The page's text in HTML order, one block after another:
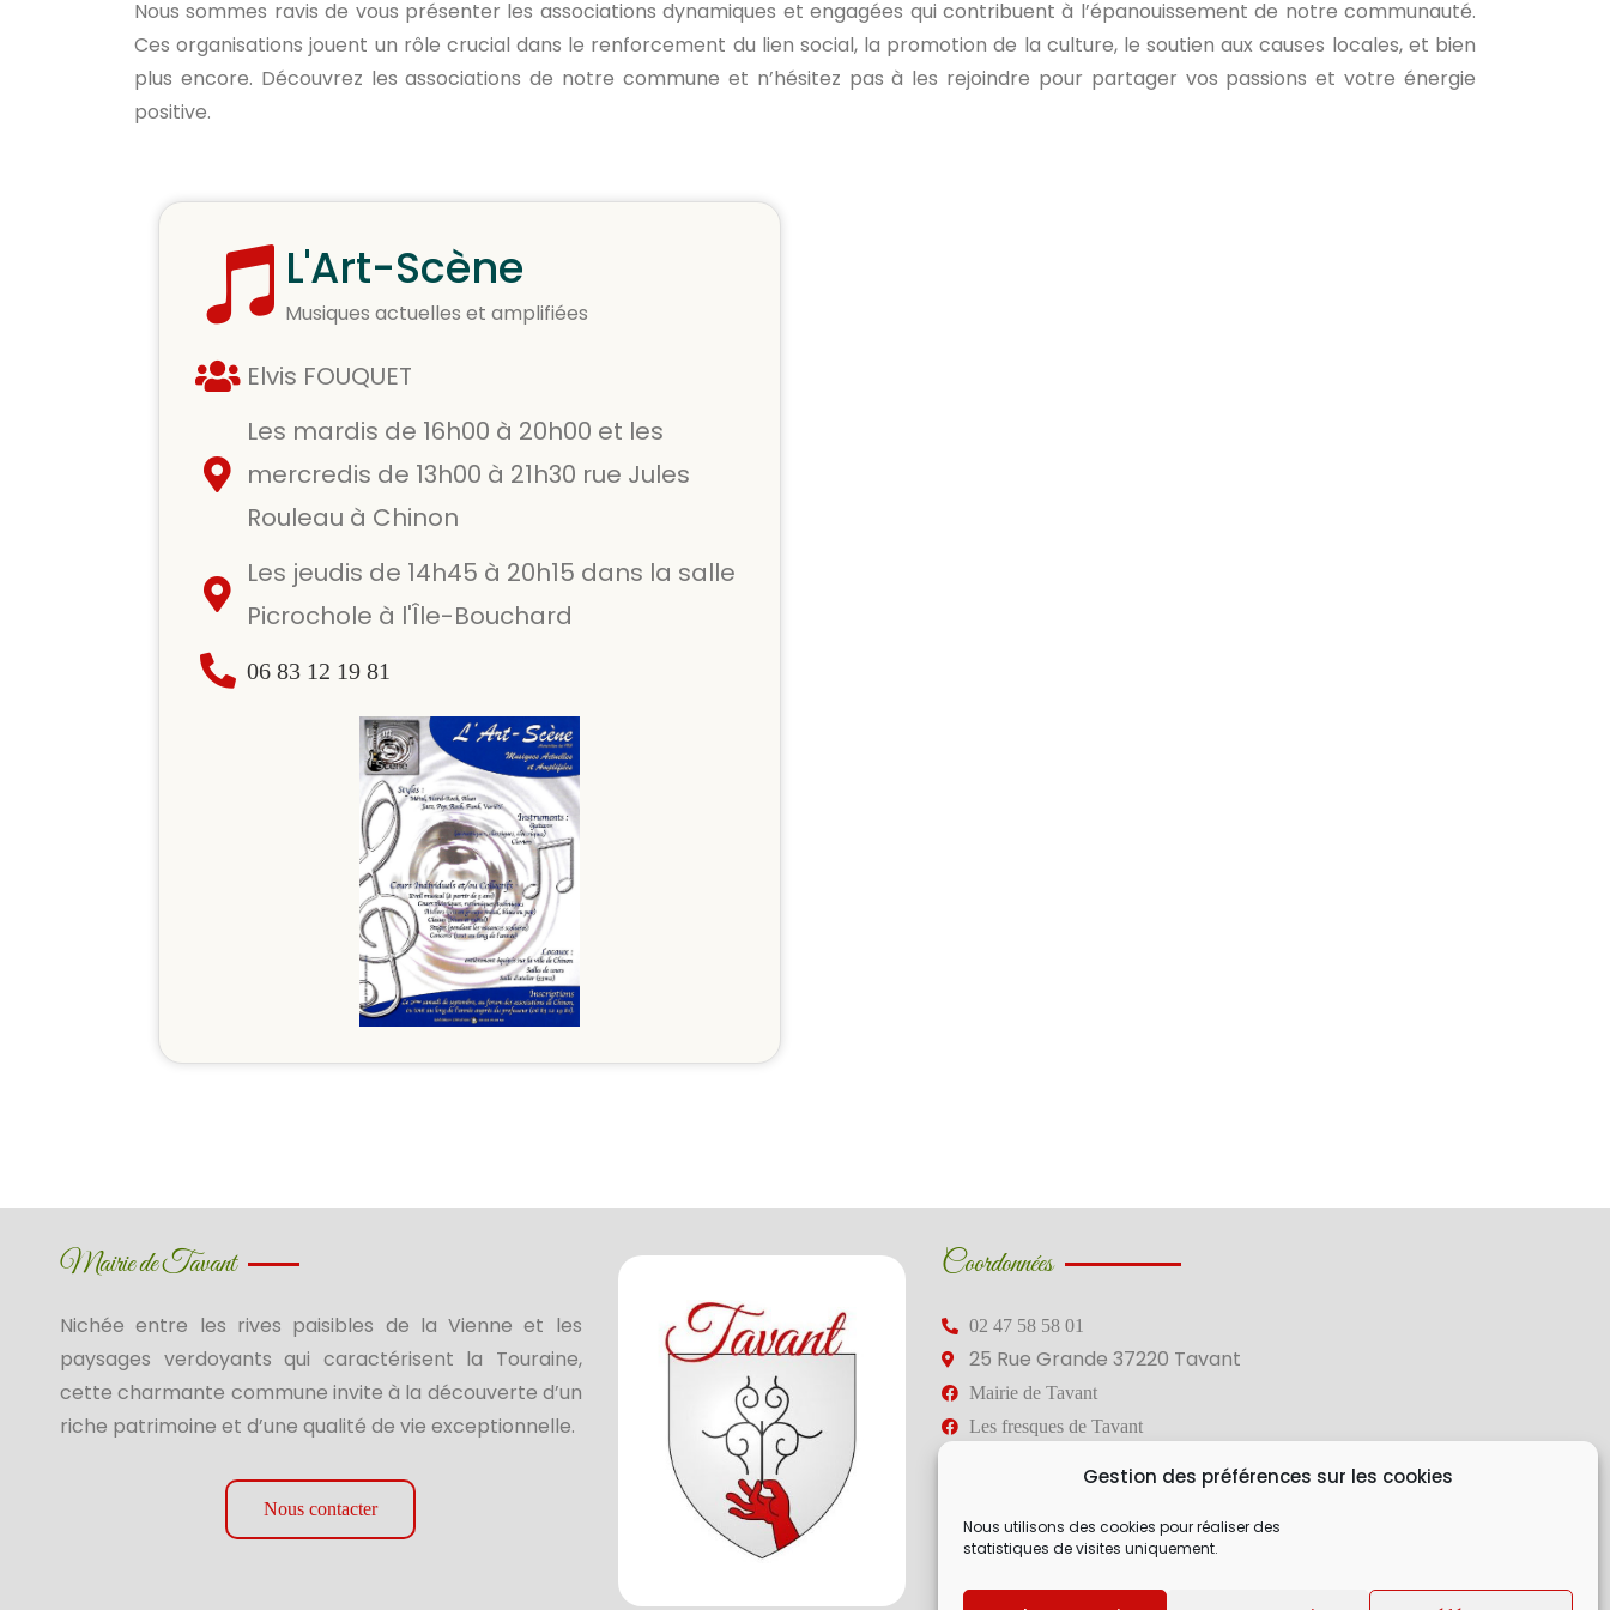
Gestion des préférences sur les cookies
Nous utilisons des cookies pour réaliser des
statistiques de visites uniquement.
Nous sommes ravis de vous présenter les associations dynamiques et engagées qui contribuent à l’épanouissement de notre communauté.
Ces organisations jouent un rôle crucial dans le renforcement du lien social, la promotion de la culture, le soutien aux causes locales, et bien
plus encore. Découvrez les associations de notre commune et n’hésitez pas à les rejoindre pour partager vos passions et votre énergie
positive.
L'Art-Scène
Musiques actuelles et amplifiées
Elvis FOUQUET
Les mardis de 16h00 à 20h00 et les
mercredis de 13h00 à 21h30 rue Jules
Rouleau à Chinon
Les jeudis de 14h45 à 20h15 dans la salle
Picrochole à l'Île-Bouchard
06 83 12 19 81
Mairie de Tavant
Nichée entre les rives paisibles de la Vienne et les
paysages verdoyants qui caractérisent la Touraine,
cette charmante commune invite à la découverte d’un
riche patrimoine et d’une qualité de vie exceptionnelle.
Nous contacter
Coordonnées
02 47 58 58 01
25 Rue Grande 37220 Tavant
Mairie de Tavant
Les fresques de Tavant